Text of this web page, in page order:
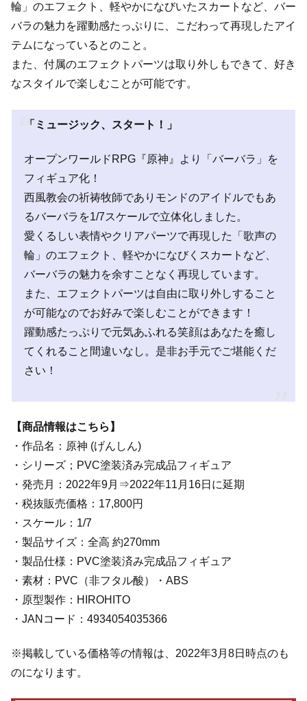
輪」のエフェクト、軽やかになびいたスカートなど、バー
バラの魅力を躍動感たっぷりに、こだわって再現したアイ
テムになっているとのこと。
また、付属のエフェクトパーツは取り外しもできて、好き
なスタイルで楽しむことが可能です。
「ミュージック、スタート！」
オープンワールドRPG『原神』より「バーバラ」を
フィギュア化！
西風教会の祈祷牧師でありモンドのアイドルでもあ
るバーバラを1/7スケールで立体化しました。
愛くるしい表情やクリアパーツで再現した「歌声の
輪」のエフェクト、軽やかになびくスカートなど、
バーバラの魅力を余すことなく再現しています。
また、エフェクトパーツは自由に取り外しすること
が可能なのでお好みで楽しむことができます！
躍動感たっぷりで元気あふれる笑顔はあなたを癒し
てくれること間違いなし。是非お手元でご堪能くだ
さい！
【商品情報はこちら】
・作品名：原神 (げんしん)
・シリーズ；PVC塗装済み完成品フィギュア
・発売月：2022年9月⇒2022年11月16日に延期
・税抜販売価格：17,800円
・スケール：1/7
・製品サイズ：全高 約270mm
・製品仕様：PVC塗装済み完成品フィギュア
・素材：PVC（非フタル酸）・ABS
・原型製作：HIROHITO
・JANコード：4934054035366
※掲載している価格等の情報は、2022年3月8日時点のも
のになります。